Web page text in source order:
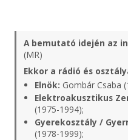
A bemutató idején az
(MR)
Ekkor a rádió és
Elnök: Gombár Csaba
Elektroakusztikus
(1975-1994);
Gyerekosztály /
(1978-1999);